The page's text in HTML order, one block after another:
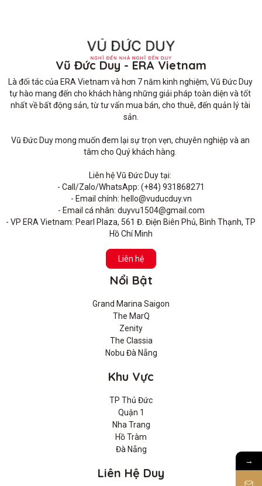
Vũ Đức Duy - ERA Vietnam
Là đối tác của ERA Vietnam và hơn 7 năm kinh nghiệm, Vũ Đức Duy
tự hào mang đến cho khách hàng những giải pháp toàn diện và tốt
nhất về bất động sản, từ tư vấn mua bán, cho thuê, đến quản lý tài
sản.
Vũ Đức Duy mong muốn đem lại sự trọn vẹn, chuyên nghiệp và an
tâm cho Quý khách hàng.
Liên hệ Vũ Đức Duy tại:
- Call/Zalo/WhatsApp: (+84) 931868271
- Email chính: hello@vuducduy.vn
- Email cá nhân: duyvu1504@gmail.com
- VP ERA Vietnam: Pearl Plaza, 561 Đ. Điện Biên Phủ, Bình Thạnh, TP
Hồ Chí Minh
Liên hệ
Nổi Bật
Grand Marina Saigon
The MarQ
Zenity
The Classia
Nobu Đà Nẵng
Khu Vực
TP Thủ Đức
Quận 1
Nha Trang
Hồ Tràm
Đà Nẵng
Liên Hệ Duy
→